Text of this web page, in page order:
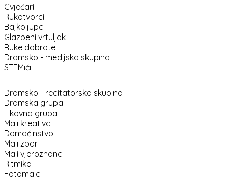
Cvjećari
Rukotvorci
Bajkoljupci
Glazbeni vrtuljak
Ruke dobrote
Dramsko - medijska skupina
STEMići
Dramsko - recitatorska skupina
Dramska grupa
Likovna grupa
Mali kreativci
Domaćinstvo
Mali zbor
Mali vjeroznanci
Ritmika
Fotomalci